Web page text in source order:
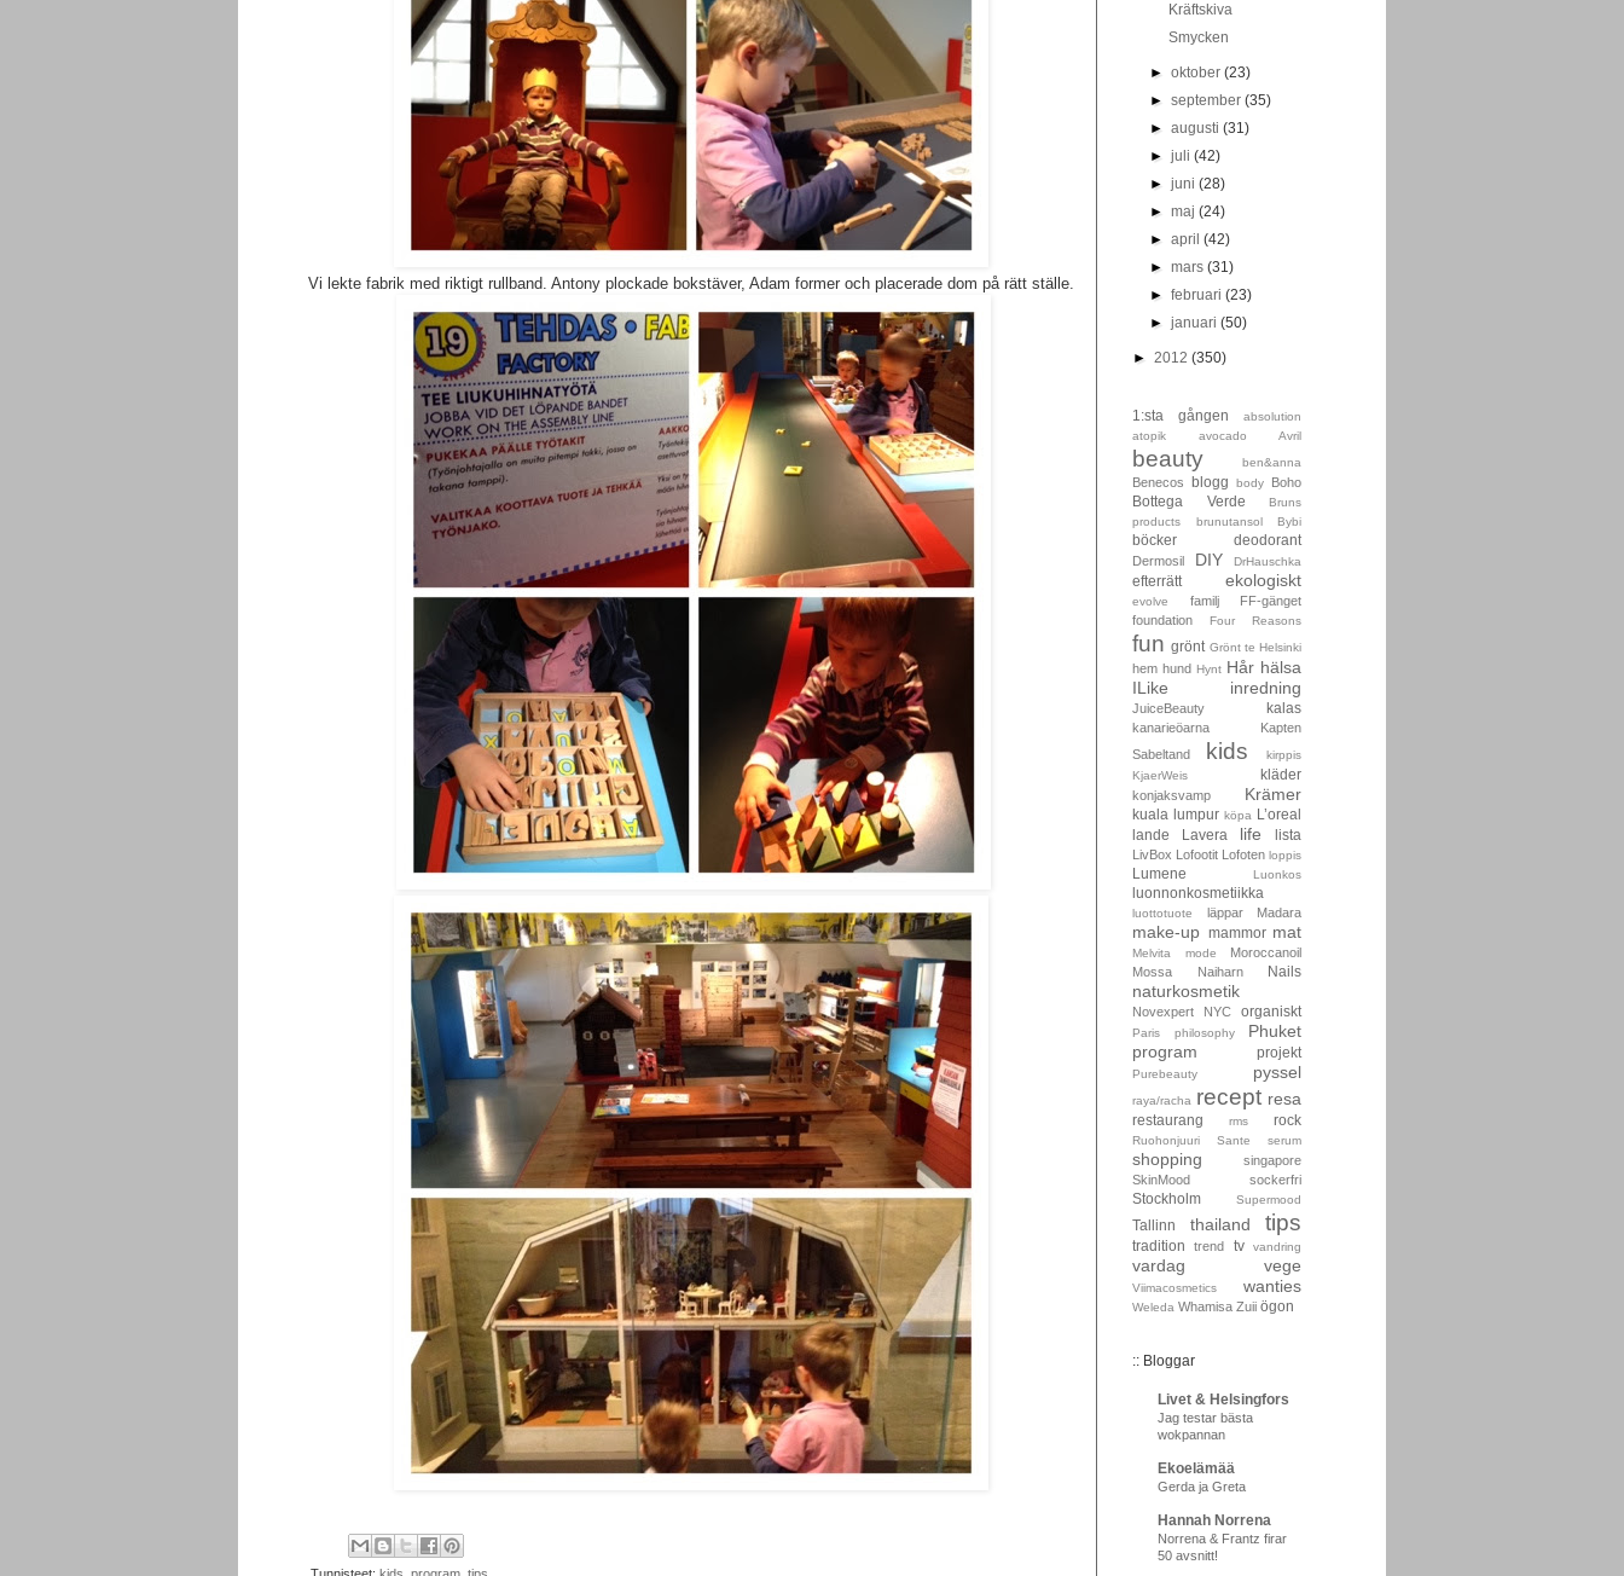
Vi lekte fabrik med riktigt rullband. Antony plockade bokstäver, Adam former och placerade dom på rätt ställe.
Tunnisteet: kids program tips
Kräftskiva
Smycken
►oktober(23)
►september(35)
►augusti(31)
►juli(42)
►juni(28)
►maj(24)
►april(42)
►mars(31)
►februari(23)
►januari(50)
► 2012 (350)
1:sta gången
absolution
atopik
avocado Avril
beauty ben&anna
Benecos blogg body Boho
Bottega Verde
Bruns
products
brunutansol Bybi
böcker deodorant
Dermosil DIY DrHauschka
efterrätt ekologiskt
evolve familj
FF-gänget
foundation
Four Reasons
fun grönt Grönt te Helsinki
hem hund Hynt Hår hälsa
ILike
inredning
JuiceBeauty kalas
kanarieöarna
Kapten
Sabeltand
kids
kirppis
KjaerWeis
kläder
konjaksvamp Krämer
kuala lumpur köpa
L’oreal
lande
Lavera life lista
LivBox Lofootit Lofoten loppis
Lumene Luonkos
luonnonkosmetiikka
luottotuote läppar Madara
make-up mammor mat
Melvita mode
Moroccanoil
Mossa
Naiharn Nails
naturkosmetik
Novexpert NYC organiskt
Paris philosophy
Phuket
program
projekt
Purebeauty pyssel
raya/racha recept resa
restaurang rms rock
Ruohonjuuri Sante serum
shopping
singapore
SkinMood
sockerfri
Stockholm Supermood
Tallinn thailand tips
tradition trend tv vandring
vardag vege
Viimacosmetics wanties
Weleda Whamisa Zuii ögon
:: Bloggar
Livet & Helsingfors
Jag testar bästa
wokpannan
Ekoelämää
Gerda ja Greta
Hannah Norrena
Norrena & Frantz firar
50 avsnitt!